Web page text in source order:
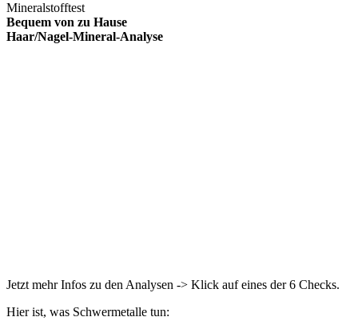
Mineralstofftest
Bequem von zu Hause
Haar/Nagel-Mineral-Analyse
Jetzt mehr Infos zu den Analysen -> Klick auf eines der 6 Checks.
Hier ist, was Schwermetalle tun: